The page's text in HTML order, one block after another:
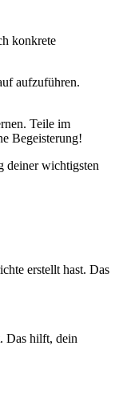
konkrete
aufzuführen.
Teile im
Begeisterung!
deiner wichtigsten
erstellt hast. Das
Das hilft, dein